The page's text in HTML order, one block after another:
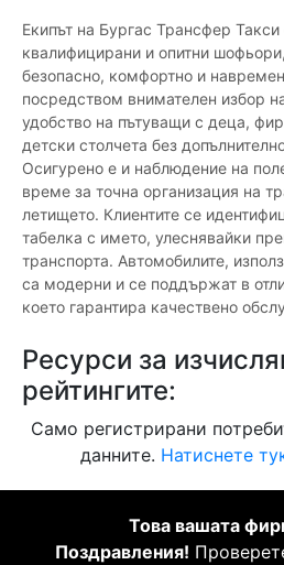
Екипът на Бургас Трансфер Такси
квалифицирани и опитни
безопасно, комфортно и
посредством внимателен избор
удобство на пътуващи с деца,
детски столчета без
Осигурено е и наблюдение на
време за точна организация на
летището. Клиентите се
табелка с името, улеснявайки
транспорта. Автомобилите,
са модерни и се поддържат в
което гарантира качествено
Ресурси за
рейтингите:
Само регистрирани
данните. Натиснете
Това вашата
Поздравления!